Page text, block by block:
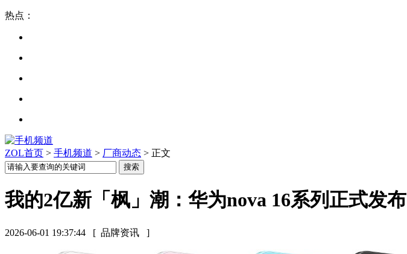
热点：
ZOL首页 > 手机频道 > 厂商动态 > 正文
我的2亿新「枫」潮：华为nova 16系列正式发布
2026-06-01 19:37:44 [ 品牌资讯 ]